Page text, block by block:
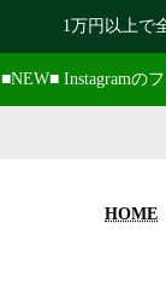
1万円以上で
■NEW■ Instagramの
HOME